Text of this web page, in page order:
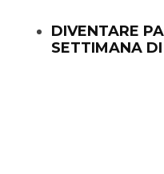
DIVENTARE
SETTIMANA